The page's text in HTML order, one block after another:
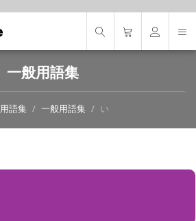
一般用語集
用語集 一般用語集 い